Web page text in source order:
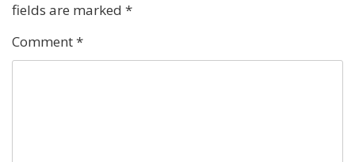
fields are marked *
Comment*